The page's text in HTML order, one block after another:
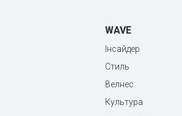
WAVE
Інсайдер
Стиль
Велнес
Культура